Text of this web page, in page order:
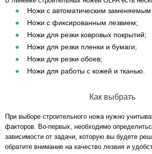
Ножи с автоматическим заменяемым
Ножи с фиксированным лезвием;
Ножи для резки ковровых покрытий;
Ножи для резки пленки и бумаги;
Ножи для резки обоев;
Ножи для работы с кожей и тканью.
Как выбрать
При выборе строительного ножа нужно
факторов. Во-первых, необходимо
зависимости от задачи, которую вы будете
обратите внимание на качество лезвия и